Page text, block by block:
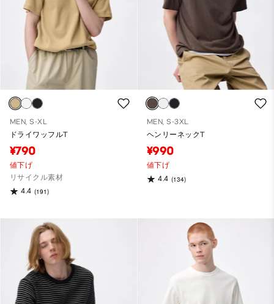
MEN, S-XL
ドライワッフルT
¥790
値下げ
リサイクル素材
4.4 (191)
MEN, S-3XL
ヘンリーネックT
¥990
値下げ
4.4 (134)